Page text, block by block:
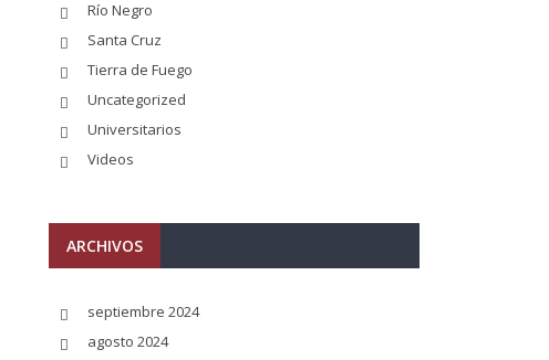
Río Negro
Santa Cruz
Tierra de Fuego
Uncategorized
Universitarios
Videos
ARCHIVOS
septiembre 2024
agosto 2024